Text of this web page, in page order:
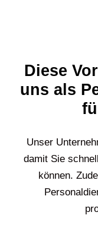
Diese
uns als
Unser
damit Sie
können.